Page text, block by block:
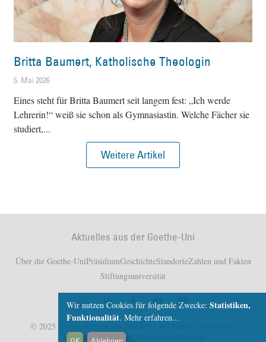
Britta Baumert, Katholische Theologin
5. Mai 2026
Eines steht für Britta Baumert seit langem fest: „Ich werde
Lehrerin!“ weiß sie schon als Gymnasiastin. Welche Fächer sie
studiert,
Weitere Artikel
Aktuelles aus der Goethe-Uni
Über die Goethe-UniPräsidiumGeschichteStandorteZahlen und Fakten
Stiftungsuniversität
© 2025 Goethe-Universität Frankfurt am Main |
Datenschutzerklärung
Wir nutzen Cookies für folgende Zwecke: Statistiken,
Funktionalität. Mehr erfahren...